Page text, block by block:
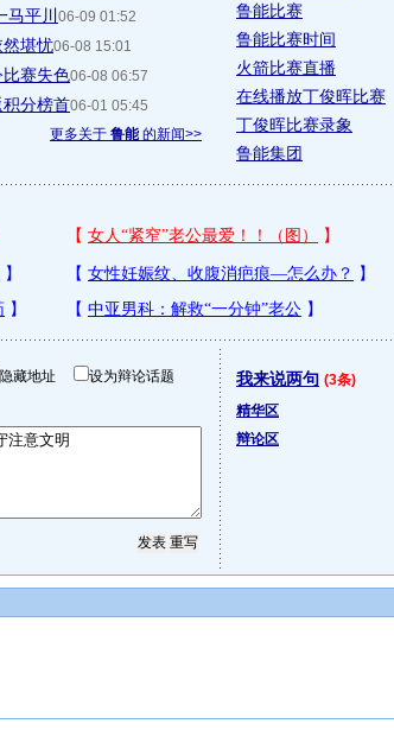
平川 06-09 01:52
堪忧06-08 15:01
赛失色06-08 06:57
分榜首06-01 05:45
更多关于 鲁能的新闻>>
鲁能比赛
鲁能比赛时间
火箭比赛直播
在线播放丁俊晖比赛
丁俊晖比赛录象
鲁能集团
藏地址 设为辩论话题 我来说两句 (3条)
精华区
辩论区